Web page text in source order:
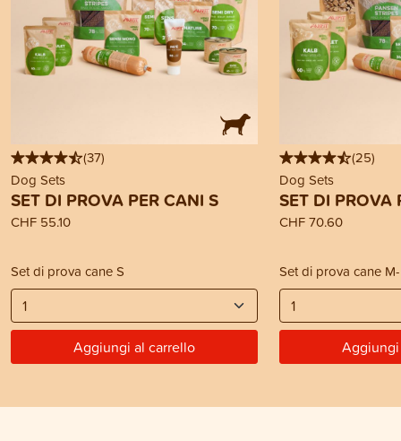
(37)
Dog Sets
SET DI PROVA PER CANI S
CHF 55.10
Set di prova cane S
Aggiungi al carrello
(25)
Dog Sets
SET DI PROVA
CHF 70.60
Set di prova cane